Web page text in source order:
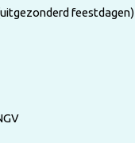
feestdagen)